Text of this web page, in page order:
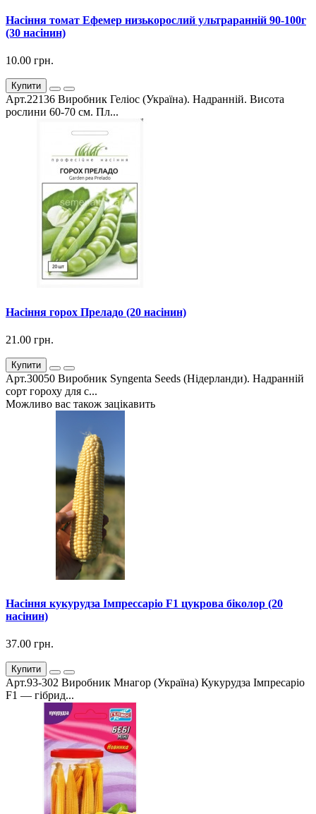
Насіння томат Ефемер низькорослий ультраранній 90-100г
(30 насінин)
10.00 грн.
Купити
Арт.22136 Виробник Геліос (Україна). Надранній. Висота
рослини 60-70 см. Пл...
Насіння горох Преладо (20 насінин)
21.00 грн.
Купити
Арт.30050 Виробник Syngenta Seeds (Нідерланди). Надранній
сорт гороху для с...
Можливо вас також зацікавить
Насіння кукурудза Імпрессаріо F1 цукрова біколор (20
насінин)
37.00 грн.
Купити
Арт.93-302 Виробник Мнагор (Україна) Кукурудза Імпресаріо
F1 — гібрид...